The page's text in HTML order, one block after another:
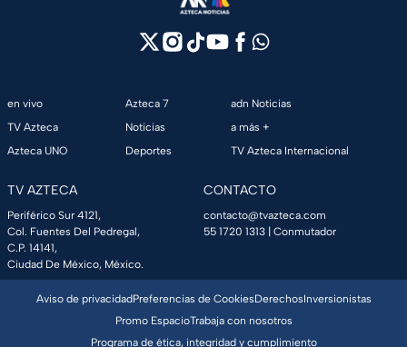
en vivo
TV Azteca
Azteca UNO
Azteca 7
Noticias
Deportes
adn Noticias
a más +
TV Azteca Internacional
TV AZTECA
Periférico Sur 4121,
Col. Fuentes Del Pedregal,
C.P. 14141,
Ciudad De México, México.
CONTACTO
contacto@tvazteca.com
55 1720 1313 | Conmutador
Aviso de privacidadPreferencias de CookiesDerechosInversionistas
Promo EspacioTrabaja con nosotros
Programa de ética, integridad y cumplimiento